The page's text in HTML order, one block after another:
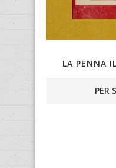
LA PENNA
PER